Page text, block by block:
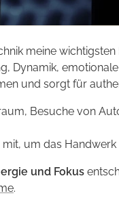
meine wichtigsten
Dynamik,
und sorgt für
Besuche von
um das
und Fokus
.